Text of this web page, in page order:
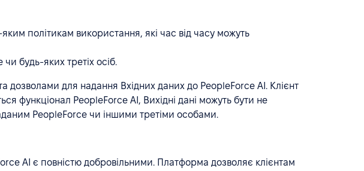
політикам використання, які час від часу можуть
будь-яких третіх осіб.
дозволами для надання Вхідних даних до PeopleForce AI. Клієнт
функціонал PeopleForce AI, Вихідні дані можуть бути не
PeopleForce чи іншими третіми особами.
AI є повністю добровільними. Платформа дозволяє клієнтам